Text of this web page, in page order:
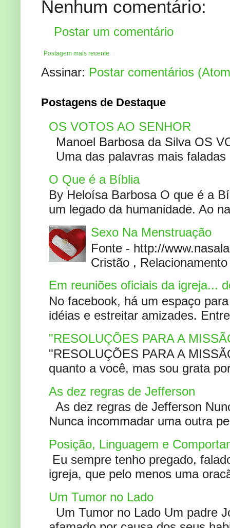
Nenhum comentário:
Postar um comentário
Postagem mais recente
Assinar: Postar comentários
Postagens de Destaque
OS VOTOS AO SENHOR
Manoel Barbosa da Silva OS
Uma das palavras mais
O Que é a Bíblia
By Heloísa Barbosa O que é a
um legado da humanidade. Ao
Sexo Na Menstruação
Fonte - http://
Cristão ,
Em reuniões oficiais da igreja...
No facebook, há um espaço
idéias e estreitar amizades.
"RESOLUÇÕES PARA A
"RESOLUÇÕES PARA A
quanto a você, mas sou grata
As dez regras de Jefferson
As dez regras de Jefferson
Nunca incommadar uma outra
Posição, Linguagem e
Eu sempre tenho pregado,
igreja, que pelo menos uma
Um Tumor no Lado
Um Tumor no Lado Um padre